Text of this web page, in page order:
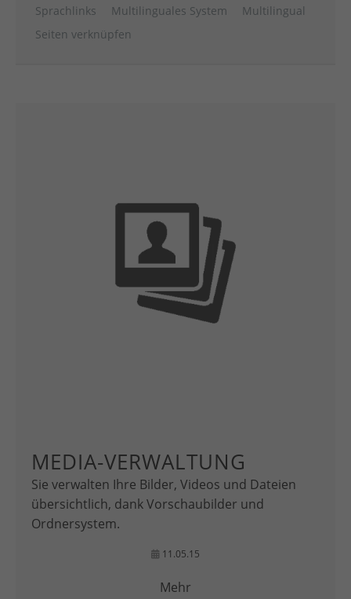
Sprachlinks
Multilinguales System
Multilingual
Seiten verknüpfen
MEDIA-VERWALTUNG
Sie verwalten Ihre Bilder, Videos und Dateien
übersichtlich, dank Vorschaubilder und
Ordnersystem.
11.05.15
Mehr